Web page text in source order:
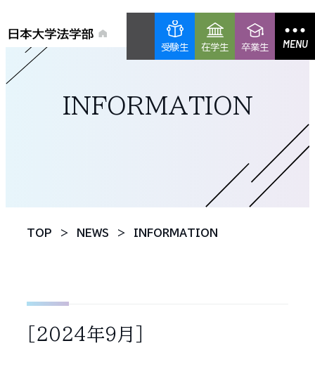
受験生 在学生 卒業生 MENU
INFORMATION
TOP NEWS INFORMATION
［2024年9月］